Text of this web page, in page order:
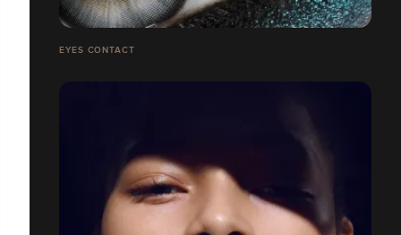
EYES CONTACT